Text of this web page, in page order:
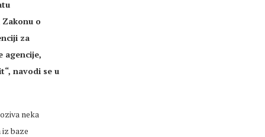
Zakonu o
za
agencije,
navodi se u
neka
baze